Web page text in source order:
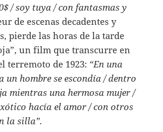
/ soy tuya / con fantasmas y
de escenas decadentes y
pierde las horas de la tarde
un film que transcurre en
terremoto de 1923: “En una
un hombre se escondía / dentro
mientras una hermosa mujer /
hacía el amor / con otros
la silla”.